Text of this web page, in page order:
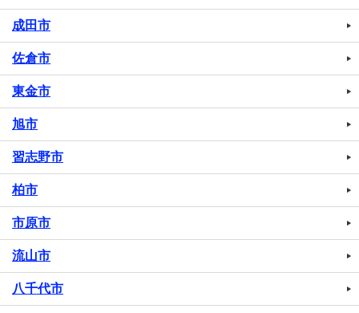
成田市
佐倉市
東金市
旭市
習志野市
柏市
市原市
流山市
八千代市